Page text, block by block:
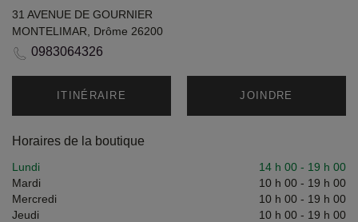
31 AVENUE DE GOURNIER
MONTELIMAR, Drôme 26200
0983064326
ITINÉRAIRE JOINDRE
Horaires de la boutique
Lundi 14 h 00 - 19 h 00
Mardi
10 h 00 - 19 h 00
Mercredi
10 h 00 - 19 h 00
Jeudi
10 h 00 - 19 h 00